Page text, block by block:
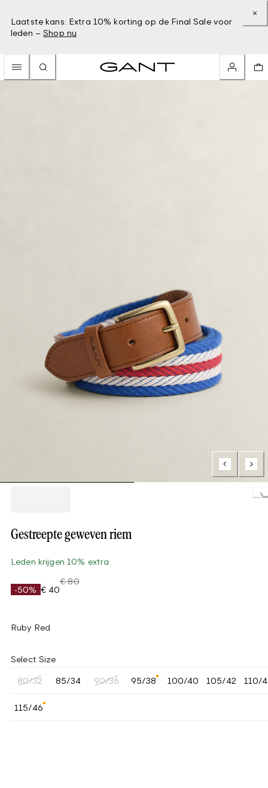
Laatste kans: Extra 10% korting op de Final Sale voor
leden – Shop nu
Gestreepte geweven riem
Leden krijgen 10% extra
-50% € 40
€ 80
Ruby Red
Select Size
80/32 85/34 90/36 95/38 100/40 105/42 110/
115/46